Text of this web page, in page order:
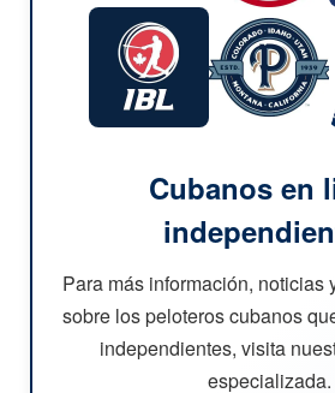
Cubanos en
Para más información, noticias
sobre los peloteros cubanos
independientes, visita
especializada.